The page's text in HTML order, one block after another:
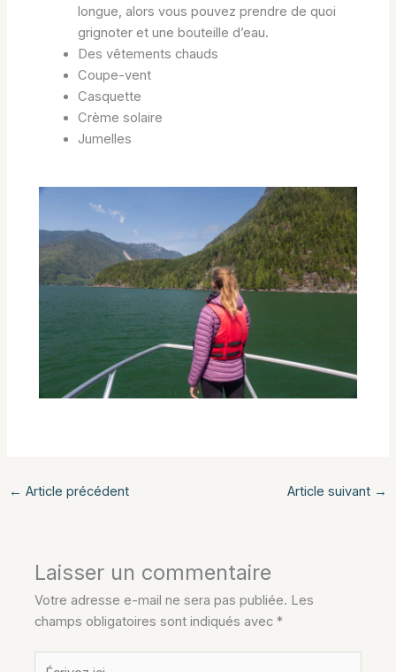
longue, alors vous pouvez prendre de quoi
grignoter et une bouteille d’eau.
Des vêtements chauds
Coupe-vent
Casquette
Crème solaire
Jumelles
← Article précédent Article suivant →
Laisser un commentaire
Votre adresse e-mail ne sera pas publiée. Les
champs obligatoires sont indiqués avec*
Écrivez